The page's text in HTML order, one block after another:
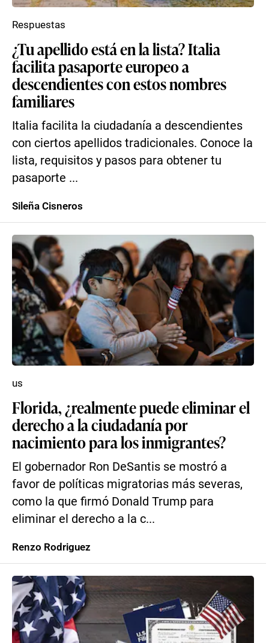
¿Tu apellido está en la lista? Italia
facilita pasaporte europeo a
descendientes con estos nombres
familiares
Italia facilita la ciudadanía a descendientes
con ciertos apellidos tradicionales. Conoce la
lista, requisitos y pasos para obtener tu
pasaporte ...
Respuestas
Sileña Cisneros
Florida, ¿realmente puede eliminar el
derecho a la ciudadanía por
nacimiento para los inmigrantes?
El gobernador Ron DeSantis se mostró a
favor de políticas migratorias más severas,
como la que firmó Donald Trump para
eliminar el derecho a la c...
us
Renzo Rodriguez